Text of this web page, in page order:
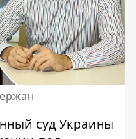
суд Украины